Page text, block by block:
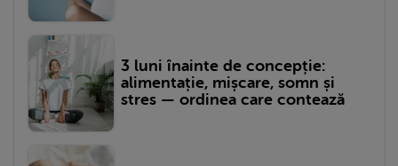
3 luni înainte de concepție:
alimentație, mișcare, somn și
stres — ordinea care contează